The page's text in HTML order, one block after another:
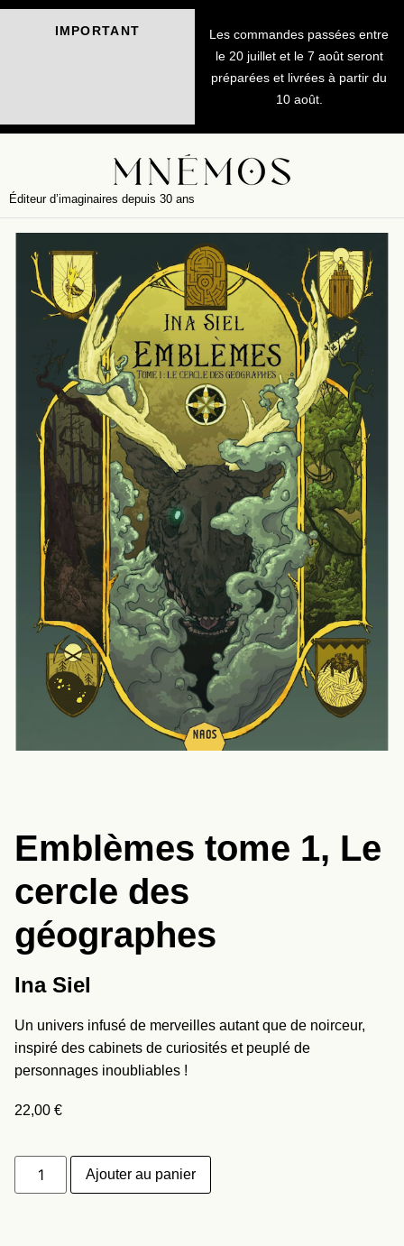
IMPORTANT
Les commandes passées entre
le 20 juillet et le 7 août seront
préparées et livrées à partir du
10 août.
Éditeur d’imaginaires depuis 30 ans
Emblèmes tome 1, Le
cercle des
géographes
Ina Siel
Un univers infusé de merveilles autant que de noirceur,
inspiré des cabinets de curiosités et peuplé de
personnages inoubliables !
22,00 €
Ajouter au panier